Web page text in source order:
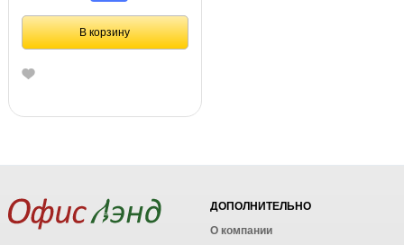
В корзину
ДОПОЛНИТЕЛЬНО
О компании